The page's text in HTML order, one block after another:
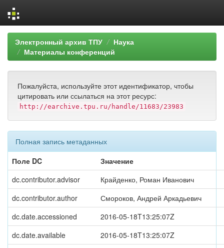
Skip
navigation
Электронный архив ТПУ
Наука
Материалы конференций
Пожалуйста, используйте этот идентификатор, чтобы
цитировать или ссылаться на этот ресурс:
http://earchive.tpu.ru/handle/11683/23983
Полная запись метаданных
Поле DC
Значение
dc.contributor.advisor
Крайденко, Роман Иванович
dc.contributor.author
Смороков, Андрей Аркадьевич
dc.date.accessioned
2016-05-18T13:25:07Z
dc.date.available
2016-05-18T13:25:07Z